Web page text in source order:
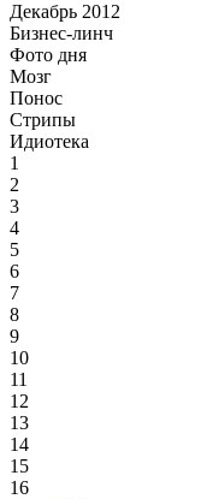
Декабрь 2012
Бизнес-линч
Фото дня
Мозг
Понос
Стрипы
Идиотека
1
2
3
4
5
6
7
8
9
10
11
12
13
14
15
16